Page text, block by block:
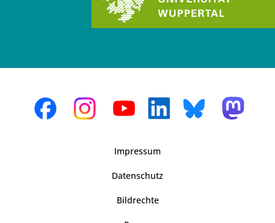
Impressum
Datenschutz
Bildrechte